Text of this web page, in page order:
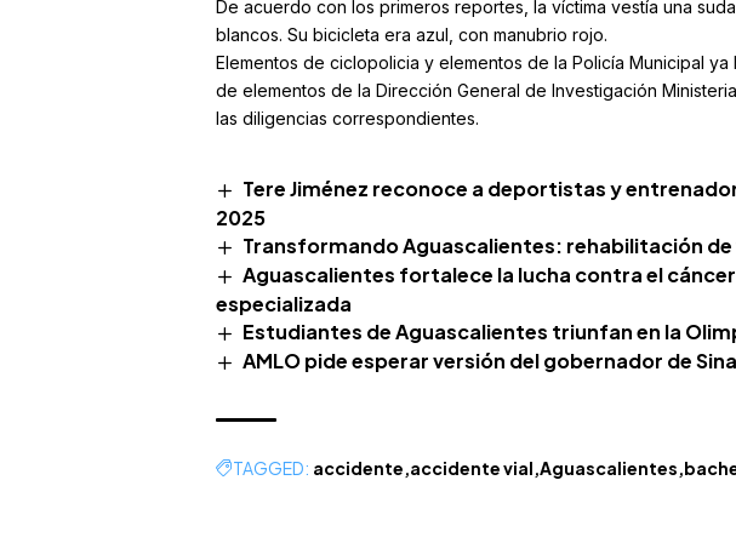
De acuerdo con los primeros reportes, la víctima vestía una
blancos. Su bicicleta era azul, con manubrio rojo.
Elementos de ciclopolicia y elementos de la Policía Municipal
de elementos de la Dirección General de Investigación
las diligencias correspondientes.
Tere Jiménez reconoce a deportistas y
2025
Transformando Aguascalientes: rehabilitación
Aguascalientes fortalece la lucha contra el
especializada
Estudiantes de Aguascalientes triunfan en la
AMLO pide esperar versión del gobernador de
TAGGED: accidente accidente vial Aguascalientes